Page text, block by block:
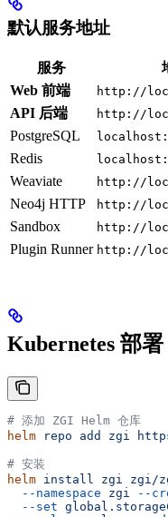
默认服务地址
服务
Web 前端
http://
API 后端
http://
PostgreSQL
Redis
Weaviate
http://
Neo4j HTTP
http://
Sandbox
http://
Plugin Runner http://
Kubernetes 部署
# 添加 ZGI Helm 仓库
helm repo add zgi
# 安装
helm install zgi zgi/
  --namespace
zgi --
  --set